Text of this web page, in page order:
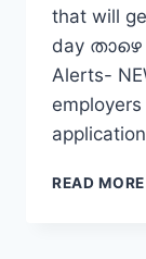
that will
day
Alerts-
READ MORE